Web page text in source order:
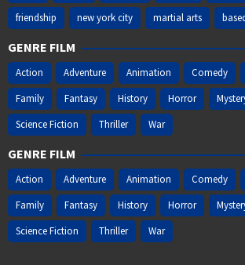
friendship
new york city martial arts
GENRE FILM
Action Adventure Animation Comedy
Family
Fantasy History Horror
Science Fiction
Thriller War
GENRE FILM
Action Adventure Animation Comedy
Family
Fantasy History Horror
Science Fiction
Thriller War